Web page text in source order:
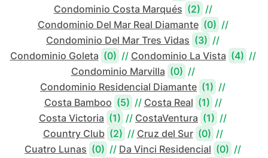
Condominio Costa Marqués (2) //
Condominio Del Mar Real Diamante (0) //
Condominio Del Mar Tres Vidas (3) //
Condominio Goleta (0) // Condominio La Vista (4) //
Condominio Marvilla (0) //
Condominio Residencial Diamante (1) //
Costa Bamboo (5) // Costa Real (1) //
Costa Victoria (1) // CostaVentura (1) //
Country Club (2) // Cruz del Sur (0) //
Cuatro Lunas (0) // Da Vinci Residencial (0) //